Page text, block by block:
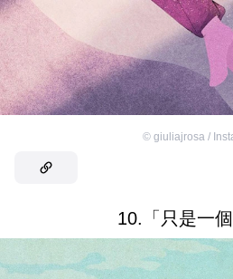
© giuliajrosa /
10.「只是一個